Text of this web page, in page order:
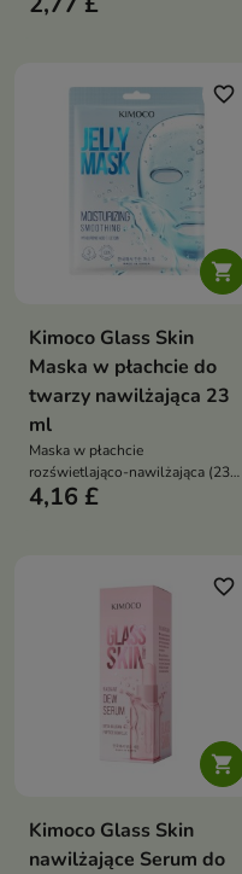

favorite_border
Kimoco Glass Skin
Maska w płachcie do
twarzy nawilżająca 23
ml
Maska w płachcie
rozświetlająco-nawilżająca (23
ml) to koreańska maska, która w
przywrócić cerze efekt „glass
4,16 £

favorite_border
Kimoco Glass Skin
nawilżające Serum do